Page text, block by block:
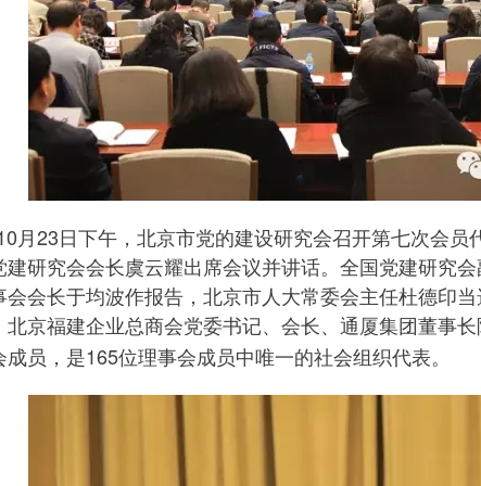
月 23 日下午，北京市党的建设研究会召开第七次会
建研究会会长虞云耀出席会议并讲话。全国党建研究
会会长于均波作报告，北京市人大常委会主任杜德印
北京福建企业总商会党委书记、会长、通厦集团董事
成员，是165位理事会成员中唯一的社会组织代表。